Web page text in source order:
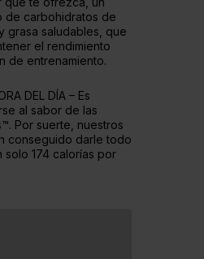
de carbohidratos de
grasa saludables, que
el rendimiento
de entrenamiento.
DEL DÍA – Es
al sabor de las
Por suerte, nuestros
conseguido darle todo
solo 174 calorías por